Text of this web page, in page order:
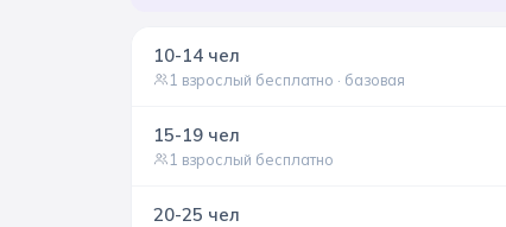
10-14 чел
1 взрослый бесплатно · базовая
15-19 чел
1 взрослый бесплатно
20-25 чел